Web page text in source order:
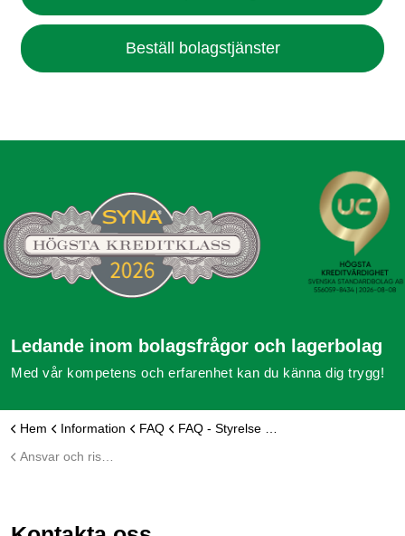
Beställ bolagstjänster
Ledande inom bolagsfrågor och lagerbolag
Med vår kompetens och erfarenhet kan du känna dig trygg!
Hem Information FAQ
FAQ - Styrelse och företrädare i aktiebolag
Ansvar och risk för styrelseledamot?